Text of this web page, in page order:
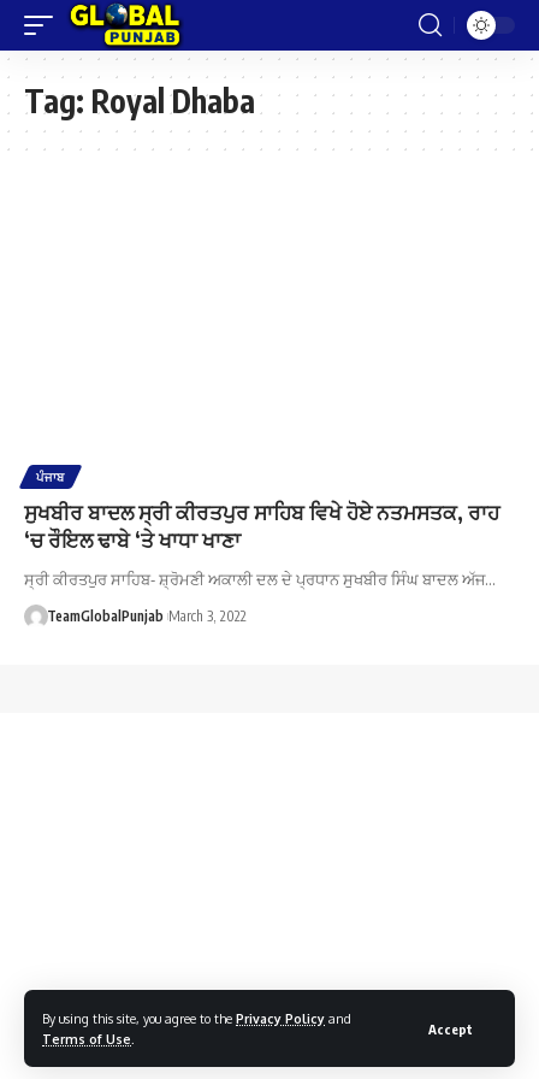
By using this site, you agree to the Privacy Policy and
Terms of Use
Accept
Tag: Royal Dhaba
ਪੰਜਾਬ
ਸੁਖਬੀਰ ਬਾਦਲ ਸ੍ਰੀ ਕੀਰਤਪੁਰ ਸਾਹਿਬ ਵਿਖੇ ਹੋਏ ਨਤਮਸਤਕ, ਰਾਹ
‘ਚ ਰੌਇਲ ਢਾਬੇ ‘ਤੇ ਖਾਧਾ ਖਾਣਾ
ਸ੍ਰੀ ਕੀਰਤਪੁਰ ਸਾਹਿਬ- ਸ਼੍ਰੋਮਣੀ ਅਕਾਲੀ ਦਲ ਦੇ ਪ੍ਰਧਾਨ ਸੁਖਬੀਰ ਸਿੰਘ ਬਾਦਲ ਅੱਜ…
TeamGlobalPunjab March 3, 2022